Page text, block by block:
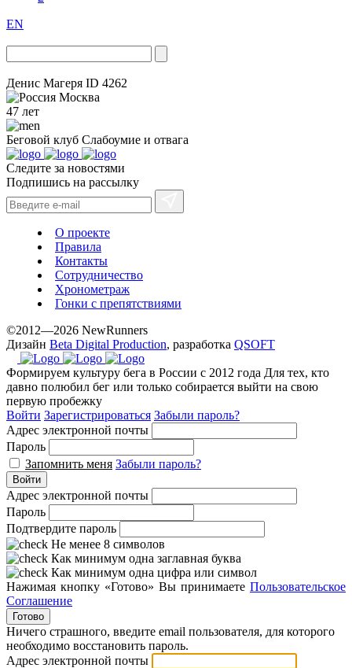
EN
Денис Магеря ID 4262
Москва
47 лет
Беговой клуб Слабоумие и отвага
Следите за новостями
Подпишись на рассылку
О проекте
Правила
Контакты
Сотрудничество
Хронометраж
Гонки с препятствиями
©2012—2026 NewRunners
Дизайн Beta Digital Production, разработка QSOFT
Формируем культуру бега в России с 2012 года Для тех, кто
давно полюбил бег или только собирается выйти на свою
первую пробежку
Войти Зарегистрироваться Забыли пароль?
Адрес электронной почты
Пароль
Запомнить меня Забыли пароль?
Войти
Адрес электронной почты
Пароль
Подтвердите пароль
Не менее 8 символов
Как минимум одна заглавная буква
Как минимум одна цифра или символ
Нажимая кнопку «Готово» Вы принимаете Пользовательское
Соглашение
Готово
Ничего страшного, введите email пользователя, для которого
необходимо восстановить пароль.
Адрес электронной почты